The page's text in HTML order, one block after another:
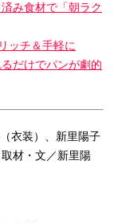
み食材で「朝ラク
ッチ＆手軽に
だけでパンが劇的
衣装）、新里陽子
材・文／新里陽